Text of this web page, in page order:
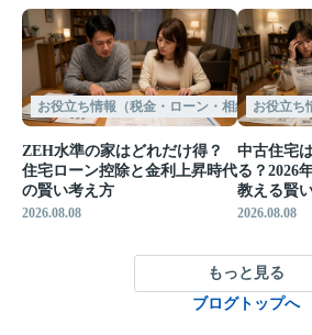
お役立ち情報（税金・ローン・相続など）
ZEH水準の家はどれだけ得？
住宅ローン控除と金利上昇時代
の賢い考え方
2026.08.08
お役立ち
中古住宅
る？2026
教える賢
2026.08.08
もっと見る
ブログトップへ